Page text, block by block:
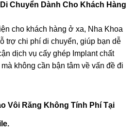
Chuyển Dành Cho Khách Hàng
cho khách hàng ở xa, Nha Khoa
trợ chi phí di chuyển, giúp bạn dễ
dịch vụ cấy ghép Implant chất
không cần bận tâm về vấn đề đi
Vôi Răng Không Tính Phí Tại